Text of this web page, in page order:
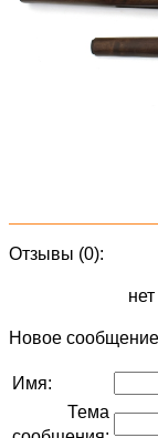
Отзывы (0):
Новое
Имя:
Тема